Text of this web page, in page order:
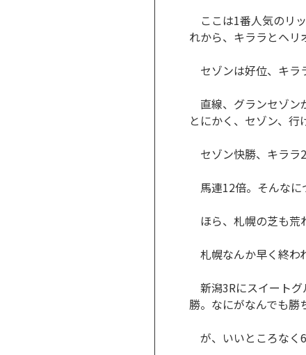
ここは1番人気のリ
れから、キララとヘ
セゾンは好位、キラ
直線、グランセゾン
とにかく、セゾン、行
セゾン快勝、キララ
馬連12倍。そんなに
ほら、札幌の芝も荒
札幌なんか早く終わ
新潟3Rにスイート
勝。なにがなんでも勝
が、いいところなく6